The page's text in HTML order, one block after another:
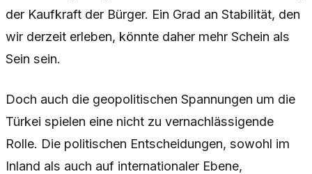
der Kaufkraft der Bürger. Ein Grad an Stabilität, den
wir derzeit erleben, könnte daher mehr Schein als
Sein sein.
Doch auch die geopolitischen Spannungen um die
Türkei spielen eine nicht zu vernachlässigende
Rolle. Die politischen Entscheidungen, sowohl im
Inland als auch auf internationaler Ebene,